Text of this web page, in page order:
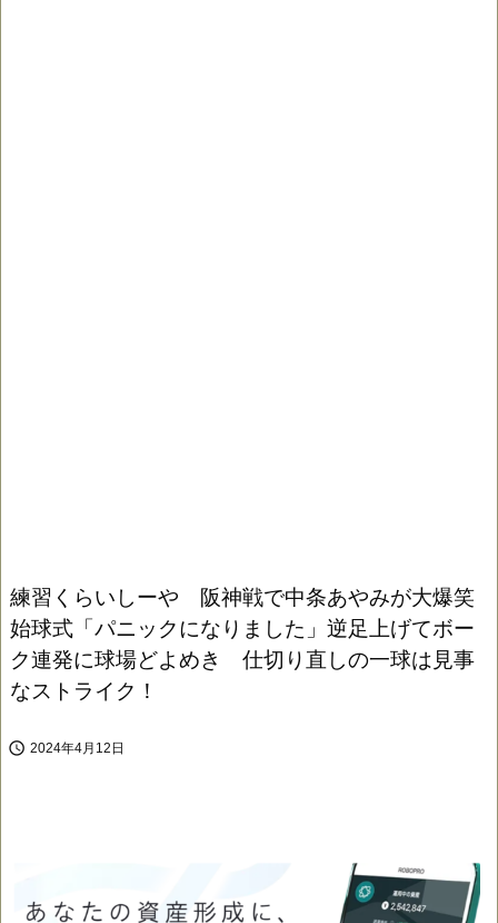
練習くらいしーや 阪神戦で中条あやみが大爆笑
始球式「パニックになりました」逆足上げてボー
ク連発に球場どよめき 仕切り直しの一球は見事
なストライク！
 2024年4月12日